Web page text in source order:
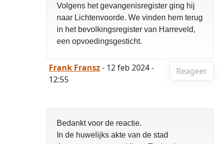
Volgens het gevangenisregister ging hij
naar Lichtenvoorde. We vinden hem terug
in het bevolkingsregister van Harreveld,
een opvoedingsgesticht.
Reageer
Frank Fransz- 12 feb 2024 -
12:55
Bedankt voor de reactie.
In de huwelijks akte van de stad